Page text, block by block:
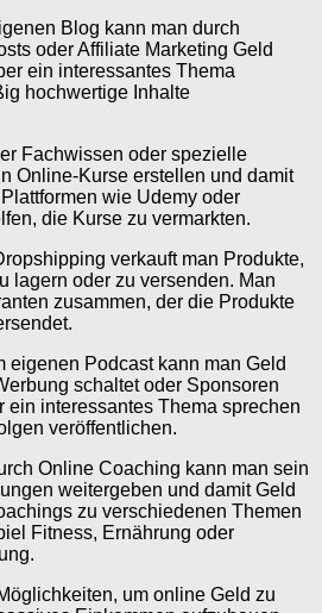
Blog kann man durch
oder Affiliate Marketing Geld
ein interessantes Thema
hochwertige Inhalte
Fachwissen oder spezielle
Online-Kurse erstellen und damit
wie Udemy oder
die Kurse zu vermarkten.
verkauft man Produkte,
lagern oder zu versenden. Man
zusammen, der die Produkte
eigenen Podcast kann man Geld
schaltet oder Sponsoren
ein interessantes Thema sprechen
veröffentlichen.
Online Coaching kann man sein
weitergeben und damit Geld
zu verschiedenen Themen
Fitness, Ernährung oder
um online Geld zu